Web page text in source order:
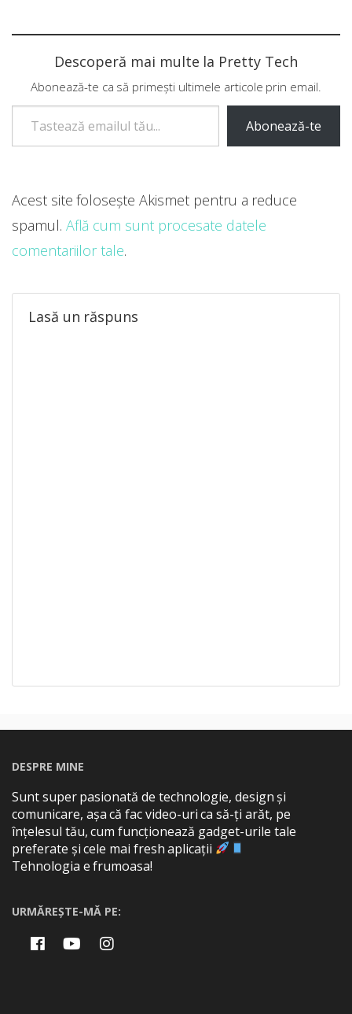
Descoperă mai multe la Pretty Tech
Abonează-te ca să primești ultimele articole prin email.
Tastează emailul tău...
Abonează-te
Lasă un răspuns
Acest site folosește Akismet pentru a reduce
spamul. Află cum sunt procesate datele
comentariilor tale.
DESPRE MINE
Sunt super pasionată de technologie, design și
comunicare, așa că fac video-uri ca să-ți arăt, pe
înțelesul tău, cum funcționează gadget-urile tale
preferate și cele mai fresh aplicații
Tehnologia e frumoasa!
URMĂREȘTE-MĂ PE: